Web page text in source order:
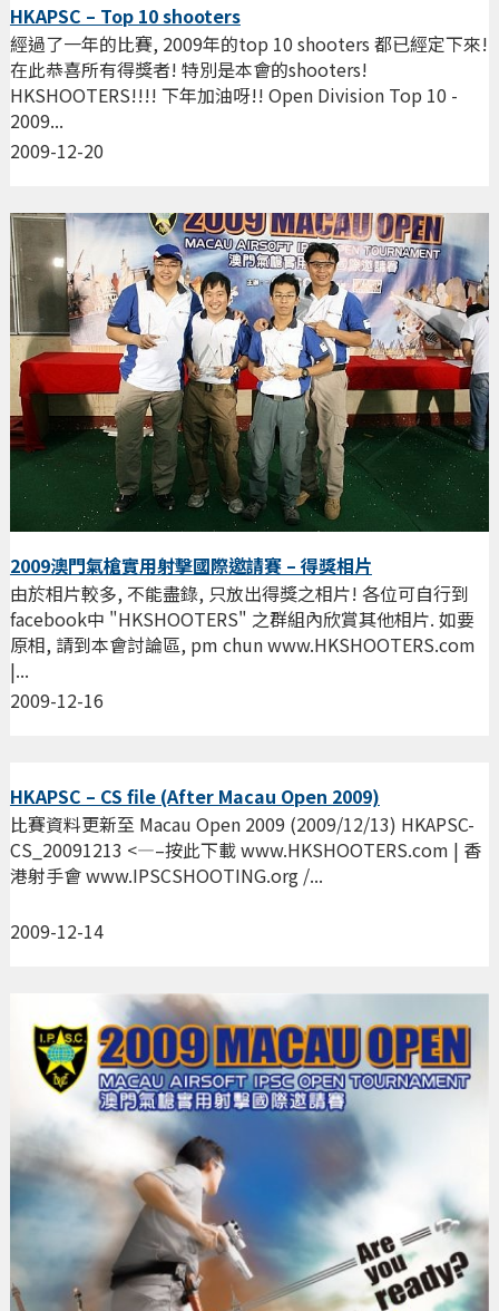
HKAPSC – Top 10 shooters
2009-12-20
經過了一年的比賽, 2009年的top 10 shooters 都已經定下來!
在此恭喜所有得獎者! 特別是本會的shooters!
HKSHOOTERS!!!! 下年加油呀!! Open Division Top 10 -
2009...
2009澳門氣槍實用射擊國際邀請賽 – 得獎相片
2009-12-16
由於相片較多, 不能盡錄, 只放出得獎之相片! 各位可自行到
facebook中 "HKSHOOTERS" 之群組內欣賞其他相片. 如要
原相, 請到本會討論區, pm chun www.HKSHOOTERS.com
|...
HKAPSC – CS file (After Macau Open 2009)
2009-12-14
比賽資料更新至 Macau Open 2009 (2009/12/13) HKAPSC-
CS_20091213 <—–按此下載 www.HKSHOOTERS.com | 香
港射手會 www.IPSCSHOOTING.org /...